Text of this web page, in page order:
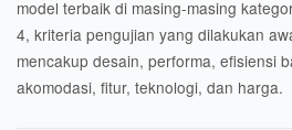
model terbaik di masing-masing
4, kriteria pengujian yang dilakukan
mencakup desain, performa, efisiensi
akomodasi, fitur, teknologi, dan harga.